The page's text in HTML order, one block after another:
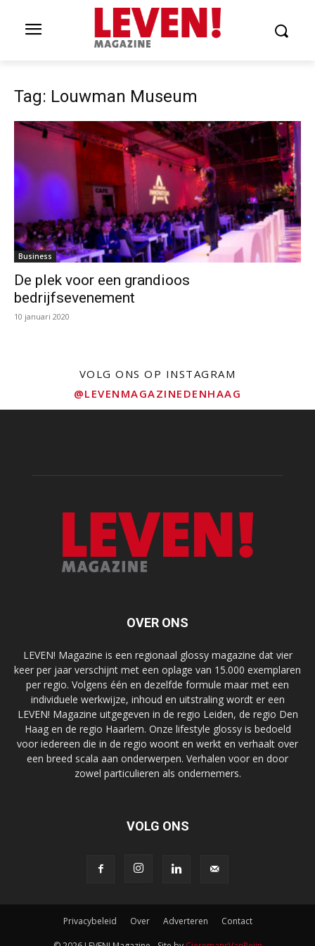
Tag: Louwman Museum
Business
De plek voor een grandioos
bedrijfsevenement
10 januari 2020
VOLG ONS OP INSTAGRAM
@LEVENMAGAZINEDENHAAG
OVER ONS
LEVEN! Magazine is een regionaal glossy magazine dat vier
keer per jaar verschijnt met een oplage van 15.000 exemplaren
per regio. Volgens één en dezelfde formule maar met een
individuele werkwijze, inhoud en uitstraling wordt er een
LEVEN! Magazine uitgegeven in de regio Leiden, de regio Den
Haag en de regio Haarlem. Onze lifestyle glossy is bedoeld
voor iedereen die in de regio woont en werkt en verhaalt over
een breed scala aan onderwerpen. Verhalen voor en door
zowel particulieren als ondernemers.
VOLG ONS
Privacybeleid Over Adverteren Contact